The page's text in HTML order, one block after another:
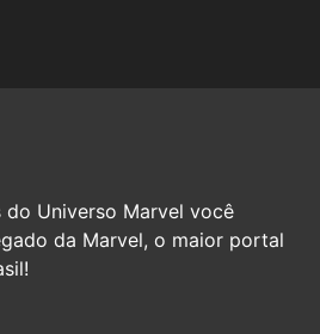
do Universo Marvel você
da Marvel, o maior portal